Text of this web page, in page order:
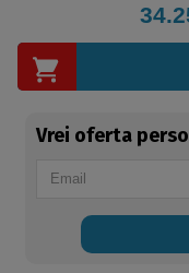
Vrei oferta